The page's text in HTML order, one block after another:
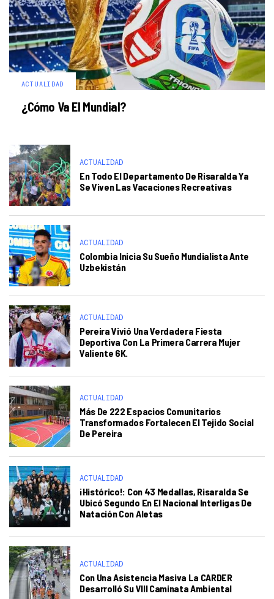
ACTUALIDAD
¿Cómo Va El Mundial?
ACTUALIDAD
En Todo El Departamento De Risaralda Ya
Se Viven Las Vacaciones Recreativas
ACTUALIDAD
Colombia Inicia Su Sueño Mundialista Ante
Uzbekistán
ACTUALIDAD
Pereira Vivió Una Verdadera Fiesta
Deportiva Con La Primera Carrera Mujer
Valiente 6K.
ACTUALIDAD
Más De 222 Espacios Comunitarios
Transformados Fortalecen El Tejido Social
De Pereira
ACTUALIDAD
¡Histórico!: Con 43 Medallas, Risaralda Se
Ubicó Segundo En El Nacional Interligas De
Natación Con Aletas
ACTUALIDAD
Con Una Asistencia Masiva La CARDER
Desarrolló Su VIII Caminata Ambiental